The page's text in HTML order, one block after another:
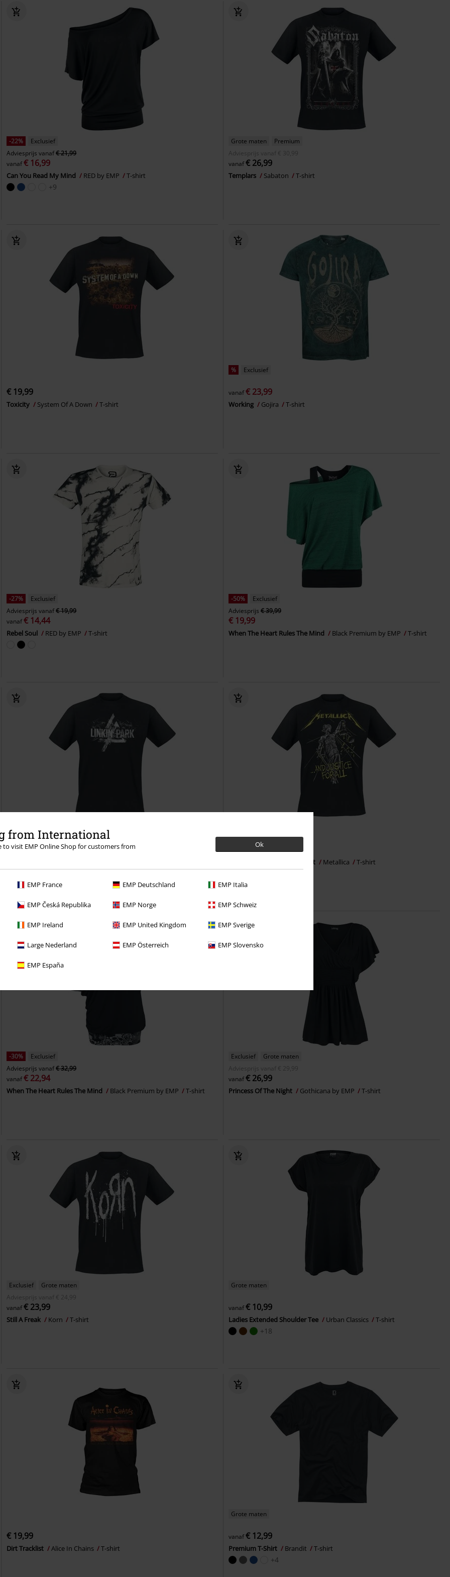
from International
to visit EMP Online Shop for customers from
Ok
EMP France EMP Deutschland EMP Italia
EMP Česká Republika EMP Norge EMP Schweiz
EMP Ireland EMP United Kingdom EMP Sverige
Large Nederland EMP Österreich EMP Slovensko
EMP España
-22%
Exclusief
Adviesprijs vanaf€ 21,99
vanaf€ 16,99
Can You Read My Mind RED by EMP T-shirt
+9
Grote maten
Premium
Adviesprijs
vanaf € 30,99
vanaf€ 26,99
Templars Sabaton T-shirt
€ 19,99
Toxicity System Of A Down T-shirt
% Exclusief
vanaf€ 23,99
Working Gojira T-shirt
-27%
Exclusief
Adviesprijs vanaf€ 19,99
vanaf€ 14,44
Rebel Soul RED by EMP T-shirt
-50%
Exclusief
Adviesprijs € 39,99
€ 19,99
When The Heart Rules The Mind Black Premium by EMP T-shirt
Adviesprijs vanaf€ 24,99
vanaf € 19,99
Adviesprijsvanaf€ 24,99
vanaf€ 23,99
...And Justice For All - Tracklist Metallica T-shirt
-30%
Exclusief
Adviesprijs vanaf€ 32,99
vanaf€ 22,94
When The Heart Rules The Mind Black Premium by EMP T-shirt
Exclusief
Grote maten
Adviesprijs
vanaf € 29,99
vanaf€ 26,99
Princess Of The Night Gothicana by EMP T-shirt
Exclusief
Grote maten
Adviesprijs
vanaf € 24,99
vanaf€ 23,99
Still A Freak Korn T-shirt
Grote maten
vanaf€ 10,99
Ladies Extended Shoulder Tee Urban Classics T-shirt
+18
€ 19,99
Dirt Tracklist Alice In Chains T-shirt
Grote maten
vanaf€ 12,99
Premium T-Shirt Brandit T-shirt
+4